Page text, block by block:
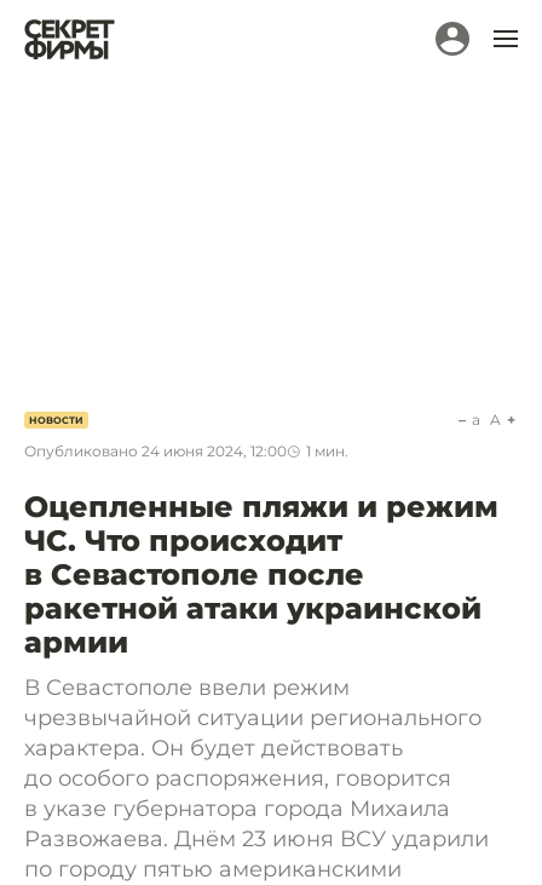
НОВОСТИ
Опубликовано 24 июня 2024, 12:00 1 мин.
a A
Оцепленные пляжи и режим
ЧС. Что происходит
в Севастополе после
ракетной атаки украинской
армии
В Севастополе ввели режим
чрезвычайной ситуации регионального
характера. Он будет действовать
до особого распоряжения, говорится
в указе губернатора города Михаила
Развожаева. Днём 23 июня ВСУ ударили
по городу пятью американскими